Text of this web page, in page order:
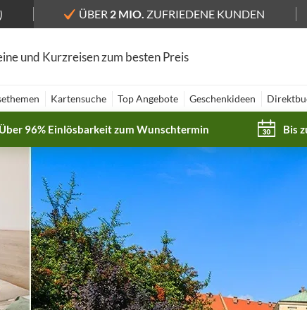
ÜBER 2 MIO. ZUFRIEDENE KUNDEN
und Kurzreisen zum besten Preis
Kartensuche Top Angebote Geschenkideen
Über 96% Einlösbarkeit zum Wunschtermin Bis